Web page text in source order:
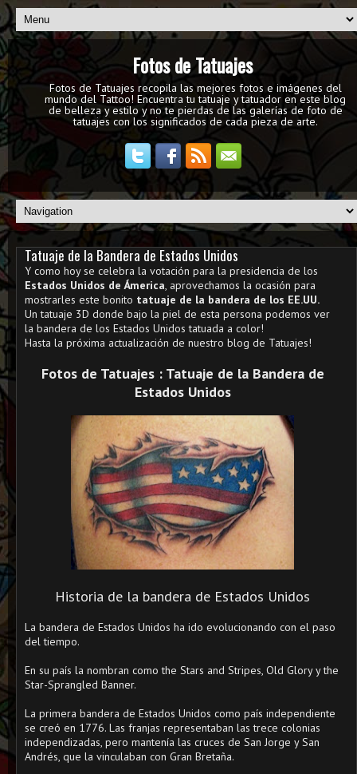
Fotos de Tatuajes
Fotos de Tatuajes recopila las mejores fotos e imágenes del
mundo del Tattoo! Encuentra tu tatuaje y tatuador en este blog
de belleza y estilo y no te pierdas de las galerías de foto de
tatuajes con los significados de cada pieza de arte.
Tatuaje de la Bandera de Estados Unidos
Y como hoy se celebra la votación para la presidencia de los
Estados Unidos de Ámerica, aprovechamos la ocasión para
mostrarles este bonito tatuaje de la bandera de los EE.UU.
Un tatuaje 3D donde bajo la piel de esta persona podemos ver
la bandera de los Estados Unidos tatuada a color!
Hasta la próxima actualización de nuestro blog de Tatuajes!
Fotos de Tatuajes : Tatuaje de la Bandera de
Estados Unidos
Historia de la bandera de Estados Unidos
La bandera de Estados Unidos ha ido evolucionando con el paso
del tiempo.
En su país la nombran como the Stars and Stripes, Old Glory y the
Star-Sprangled Banner.
La primera bandera de Estados Unidos como país independiente
se creó en 1776. Las franjas representaban las trece colonias
independizadas, pero mantenía las cruces de San Jorge y San
Andrés, que la vinculaban con Gran Bretaña.